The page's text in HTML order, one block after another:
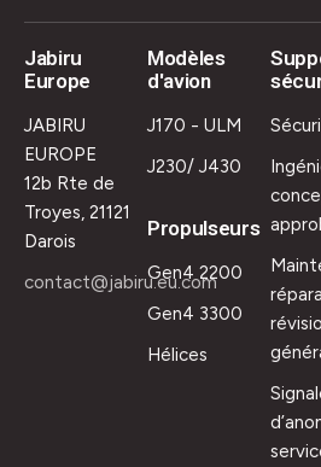
Jabiru
Europe
JABIRU
EUROPE
12b Rte de
Troyes, 21121
Darois
contact@jabiru.eu.com
Modèles
d'avion
J170 - ULM
J230/ J430
Propulseurs
Gen4 2200
Gen4 3300
Hélices